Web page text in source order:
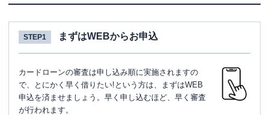
STEP1 まずはWEBからお申込
カードローンの審査は申し込み順に実施されますの
で、とにかく早く借りたい!という方は、まずはWEB
申込を済ませましょう。早く申し込むほど、早く審査
が行われます。